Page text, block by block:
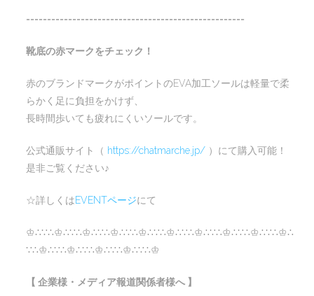
====================================================
靴底の赤マークをチェック！
赤のブランドマークがポイントのEVA加工ソールは軽量で柔
らかく足に負担をかけず、
長時間歩いても疲れにくいソールです。
公式通販サイト（ https://chatmarche.jp/）にて購入可能！
是非ご覧ください♪
☆詳しくはEVENTページにて
♔∴∵∴♔∴∵∴♔∴∵∴♔∴∵∴♔∴∵∴♔∴∵∴♔∴∵∴♔∴∵∴♔∴∵∴♔∴
∵∴♔∴∵∴♔∴∵∴♔∴∵∴♔∴∵∴♔
【 企業様・メディア報道関係者様へ 】